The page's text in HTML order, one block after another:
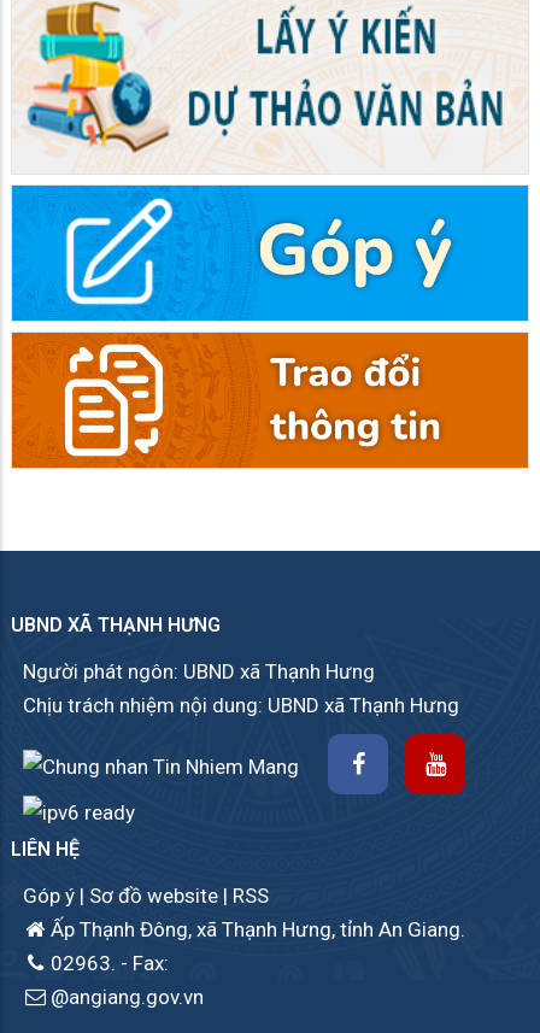
UBND XÃ THẠNH HƯNG
Người phát ngôn: UBND xã Thạnh Hưng
Chịu trách nhiệm nội dung: UBND xã Thạnh Hưng
LIÊN HỆ
Góp ý | Sơ đồ website | RSS
Ấp Thạnh Đông, xã Thạnh Hưng, tỉnh An Giang.
02963. - Fax:
@angiang.gov.vn